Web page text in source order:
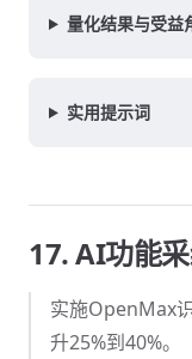
量化结果与受益
实用提示词
17. AI功能
实施OpenMax
升25%到40%。